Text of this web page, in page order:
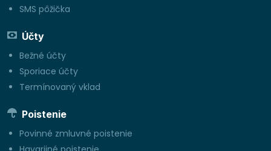
SMS pôžička
Účty
Bežné účty
Sporiace účty
Termínovaný vklad
Poistenie
Povinné zmluvné poistenie